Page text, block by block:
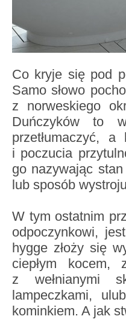
Co kryje się pod
Samo słowo
z norweskiego
Duńczyków to
przetłumaczyć,
i poczucia
go nazywając
lub sposób
W tym ostatnim
odpoczynkowi,
hygge złoży się
ciepłym kocem,
z wełnianymi
lampeczkami,
kominkiem. A jak